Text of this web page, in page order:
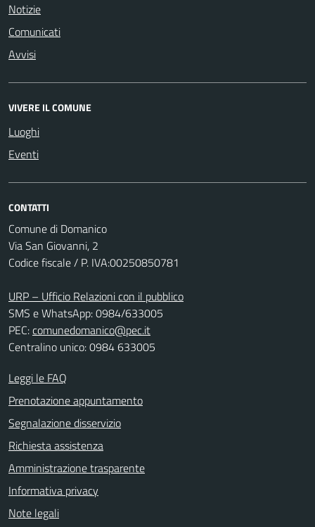
Notizie
Comunicati
Avvisi
VIVERE IL COMUNE
Luoghi
Eventi
CONTATTI
Comune di Domanico
Via San Giovanni, 2
Codice fiscale / P. IVA:00250850781
URP – Ufficio Relazioni con il pubblico
SMS e WhatsApp: 0984/633005
PEC:comunedomanico@pec.it
Centralino unico: 0984 633005
Leggi le FAQ
Prenotazione appuntamento
Segnalazione disservizio
Richiesta assistenza
Amministrazione trasparente
Informativa privacy
Note legali